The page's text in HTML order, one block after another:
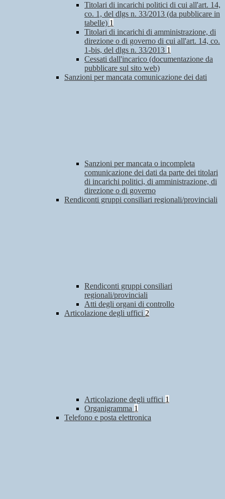
Titolari di incarichi politici di cui all'art. 14,
co. 1, del dlgs n. 33/2013 (da pubblicare in
tabelle) 1
Titolari di incarichi di amministrazione, di
direzione o di governo di cui all'art. 14, co.
1-bis, del dlgs n. 33/2013 1
Cessati dall'incarico (documentazione da
pubblicare sul sito web)
Sanzioni per mancata comunicazione dei dati
Sanzioni per mancata o incompleta
comunicazione dei dati da parte dei titolari
di incarichi politici, di amministrazione, di
direzione o di governo
Rendiconti gruppi consiliari regionali/provinciali
Rendiconti gruppi consiliari
regionali/provinciali
Atti degli organi di controllo
Articolazione degli uffici 2
Articolazione degli uffici 1
Organigramma 1
Telefono e posta elettronica